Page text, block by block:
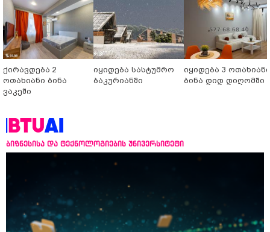
ქირავდება 2
ოთახიანი ბინა
ვაკეში
იყიდება სასტუმრო
ბაკურიანში
იყიდება 3 ოთახიანი
ბინა დიდ დიღომში
ბიზნესისა და ტექნოლოგიების უნივერსიტეტი